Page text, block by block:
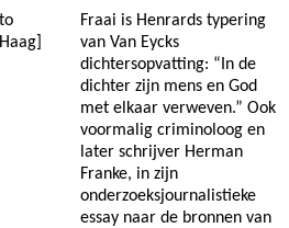
Fraai is Henrards typering
van Van Eycks
dichtersopvatting: “In de
dichter zijn mens en God
met elkaar verweven.” Ook
voormalig criminoloog en
later schrijver Herman
Franke, in zijn
onderzoeksjournalistieke
essay naar de bronnen van